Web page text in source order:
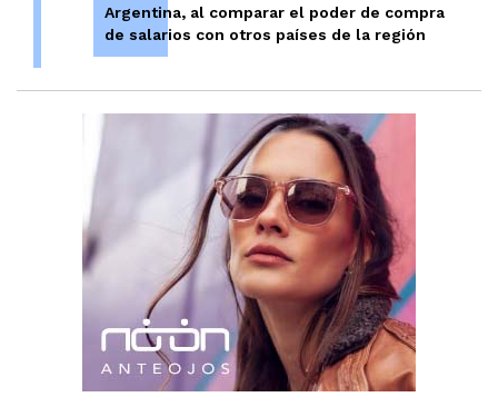
Argentina, al comparar el poder de compra
de salarios con otros países de la región